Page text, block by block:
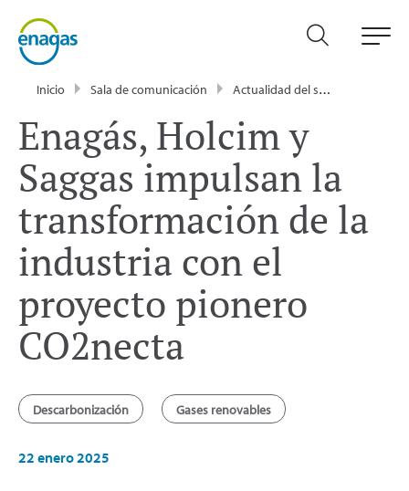
Inicio Sala de comunicación Actualidad del sector energético - Enagás
Enagás, Holcim y
Saggas impulsan la
transformación de la
industria con el
proyecto pionero
CO2necta
Descarbonización Gases renovables
22 enero 2025